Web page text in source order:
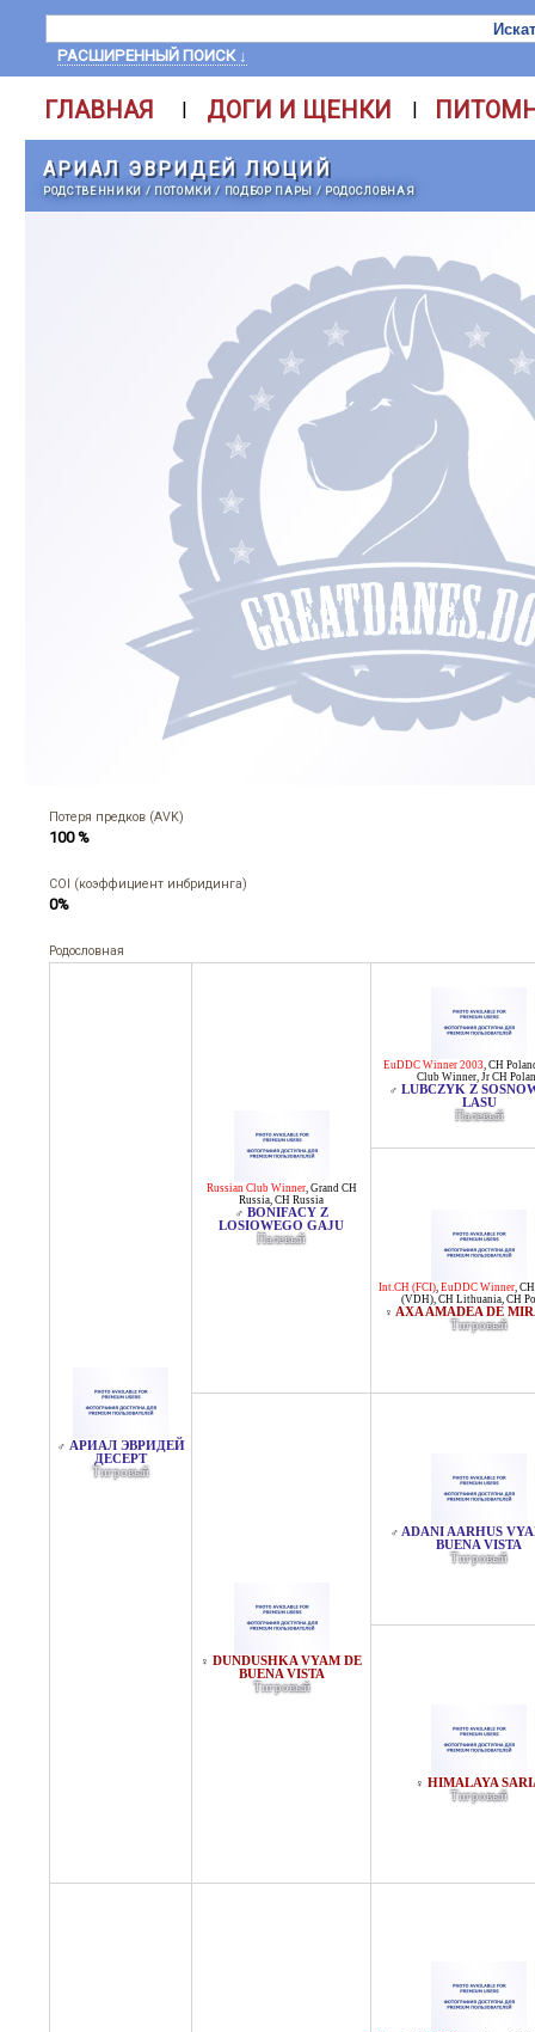
РАСШИРЕННЫЙ ПОИСК ↓
ГЛАВНАЯ | ДОГИ И ЩЕНКИ |
АРИАЛ ЭВРИДЕЙ ЛЮЦИЙ
РОДСТВЕННИКИ / ПОТОМКИ/ ПОДБОР ПАРЫ / РОДОСЛОВНАЯ
Потеря предков (AVK)
100 %
COI (коэффициент инбридинга)
0%
Родословная
♂ АРИАЛ ЭВРИДЕЙ
ДЕСЕРТ
Тигровый
Russian Club Winner, Grand CH
Russia, CH Russia
♂ BONIFACY Z
LOSIOWEGO GAJU
Палевый
EuDDC Winner 2003, CH
Club Winner, Jr CH
♂ LUBCZYK Z
LASU
Палевый
Int.CH (FCI), EuDDC Winner,
(VDH), CH Lithuania, CH
♀ AXA AMADEA DE
Тигровый
♀ DUNDUSHKA VYAM DE
BUENA VISTA
Тигровый
♂ ADANI AARHUS
BUENA VISTA
Тигровый
♀ HIMALAYA
Тигровый